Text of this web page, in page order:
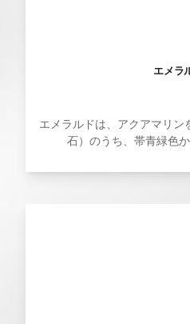
エメラ
エメラルドは、アクアマリ
石）のうち、帯青緑色